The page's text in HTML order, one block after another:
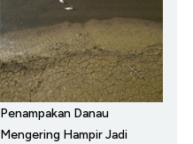
Penampakan Danau
Mengering Hampir Jadi